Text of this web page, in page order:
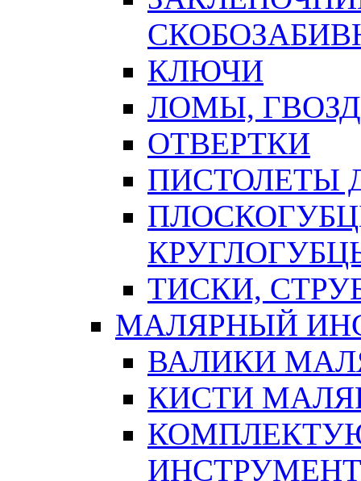
КЛЮЧИ
ЛОМЫ,
ОТВЕРТКИ
ПИСТОЛЕТЫ
ТИСКИ,
МАЛЯРНЫЙ
ВАЛИКИ
КИСТИ